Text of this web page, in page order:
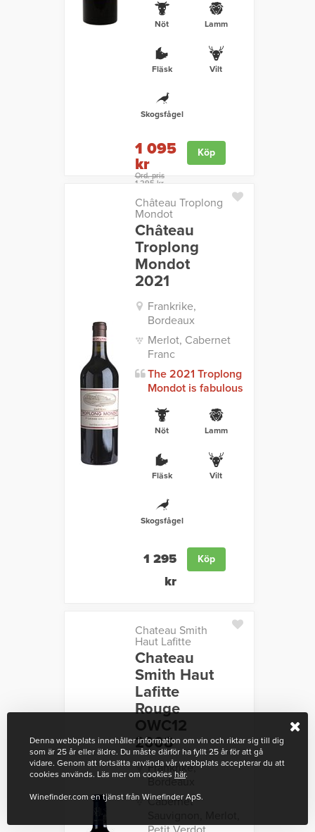
Nöt Lamm
Fläsk Vilt
Skogsfågel
1 095
kr
Ord. pris
1 295 kr
Köp
Château Troplong
Mondot
Château
Troplong
Mondot
2021
Frankrike,
Bordeaux
Merlot, Cabernet
Franc
The 2021 Troplong
Mondot is fabulous
Nöt Lamm
Fläsk Vilt
Skogsfågel
1 295
kr
Köp
Chateau Smith
Haut Lafitte
Chateau
Smith Haut
Lafitte
Rouge
OWC12
2008
Frankrike,
Bordeaux
Cabernet
Denna webbplats innehåller information om vin och riktar sig till dig
som är 25 år eller äldre. Du måste därför ha fyllt 25 år för att gå
vidare. Genom att fortsätta använda vår webbplats accepterar du att
cookies används. Läs mer om cookies här.
Winefinder.com en tjänst från Winefinder ApS.